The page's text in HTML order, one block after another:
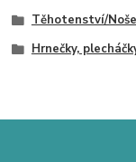
Těhotenství/
Hrnečky,